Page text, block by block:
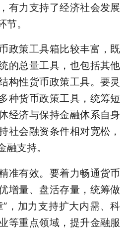
有力支持了经济社会发展
。
策工具箱比较丰富，既
的总量工具，也包括其他
构性货币政策工具。要灵
种货币政策工具，统筹短
经济与保持金融体系自身
社会融资条件相对宽松，
支持。
有效。要着力畅通货币
增量、盘活存量，统筹做
，加力支持扩大内需、科
等重点领域，提升金融服